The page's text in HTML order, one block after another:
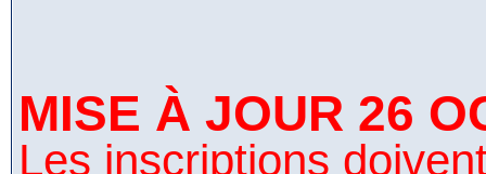
MISE À JOUR 26
Les inscriptions